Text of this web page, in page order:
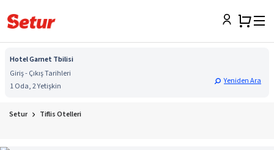
Hotel Garnet Tbilisi
Giriş - Çıkış Tarihleri
1 Oda, 2 Yetişkin
Yeniden Ara
Setur Tiflis Otelleri